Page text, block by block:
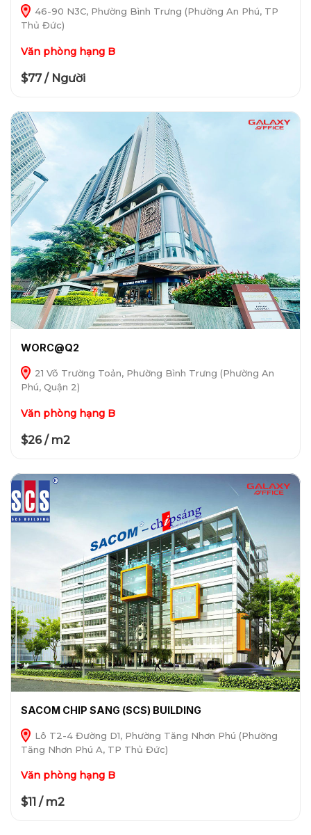
46-90 N3C, Phường Bình Trưng (Phường An Phú, TP
Thủ Đức)
Văn phòng hạng B
$77 / Người
WORC@Q2
21 Võ Trường Toản, Phường Bình Trưng (Phường An
Phú, Quận 2)
Văn phòng hạng B
$26 / m2
SACOM CHIP SANG (SCS) BUILDING
Lô T2-4 Đường D1, Phường Tăng Nhơn Phú (Phường
Tăng Nhơn Phú A, TP Thủ Đức)
Văn phòng hạng B
$11 / m2